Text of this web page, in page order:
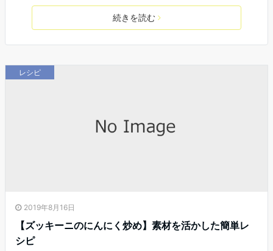
続きを読む
レシピ
2019年8月16日
【ズッキーニのにんにく炒め】素材を活かした簡単レ
シピ